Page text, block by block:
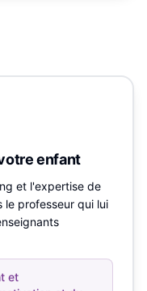
enfant
et l'expertise de
le professeur qui lui
et